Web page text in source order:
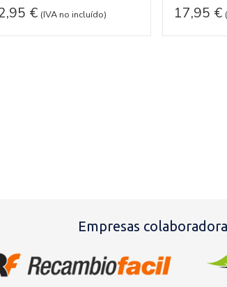
€ (IVA no incluído) 17,95 €
Empresas